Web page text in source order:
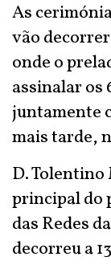
As
vão
onde o
assinalar os
juntamente
mais tarde,
D.
principal do
das Redes
decorreu a